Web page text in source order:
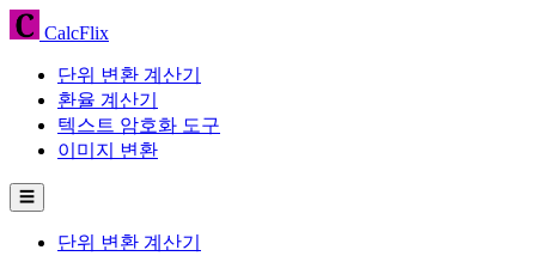
CalcFlix
단위 변환 계산기
환율 계산기
텍스트 암호화 도구
이미지 변환
☰
단위 변환 계산기